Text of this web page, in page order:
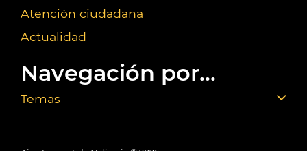
Atención ciudadana
Actualidad
Navegación por...
Temas